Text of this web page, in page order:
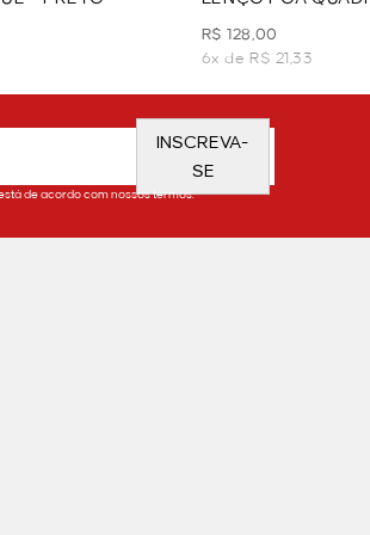
R$ 128,00
6x de R$ 21,33
INSCREVA-
SE
de acordo com nossos termos.